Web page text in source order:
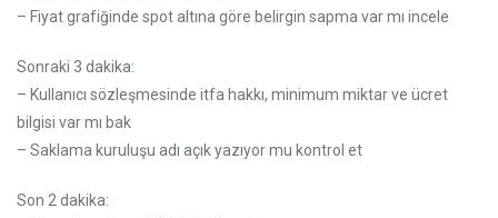
– Fiyat grafiğinde spot altına göre belirgin sapma var mı incele
Sonraki 3 dakika:
– Kullanıcı sözleşmesinde itfa hakkı, minimum miktar ve ücret
bilgisi var mı bak
– Saklama kuruluşu adı açık yazıyor mu kontrol et
Son 2 dakika: